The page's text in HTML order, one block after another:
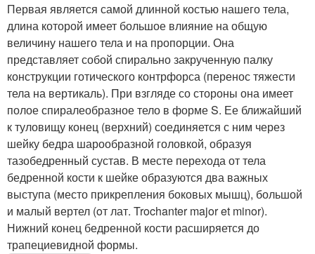
Первая является самой длинной костью нашего тела,
длина которой имеет большое влияние на общую
величину нашего тела и на пропорции. Она
представляет собой спирально закрученную палку
конструкции готического контрфорса (перенос тяжести
тела на вертикаль). При взгляде со стороны она имеет
полое спиралеобразное тело в форме S. Ее ближайший
к туловищу конец (верхний) соединяется с ним через
шейку бедра шарообразной головкой, образуя
тазобедренный сустав. В месте перехода от тела
бедренной кости к шейке образуются два важных
выступа (место прикрепления боковых мышц), большой
и малый вертел (oт лат. Trochanter major et minor).
Нижний конец бедренной кости расширяется до
трапециевидной формы.